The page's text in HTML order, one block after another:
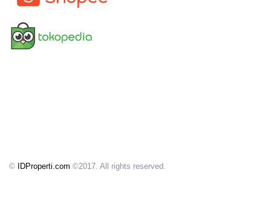
© IDProperti.com ©2017. All rights reserved.